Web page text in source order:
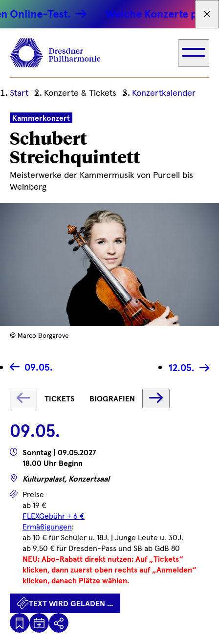
Test. Welche Konzerte passen
Ihre
Position
Start Konzerte & Tickets Konzertkalender
Kammerkonzert
Schubert
Streichquintett
Meisterwerke der Kammermusik von Purcell bis
Weinberg
© Marco Borggreve
09.05. 12.05.
Text
wird
geladen
...
TICKETS BIOGRAFIEN
wird
09.05.
Wann
Sonntag | 09.05.2027
18.00 Uhr Beginn
WoKulturpalast, Konzertsaal
Preise
Preise
ab 19 €
FLEXGebühr + 6 €
Ermäßigungen:
ab 10 € für Schüler u. 18J. | Junge Leute u. 30J.
ab 9,50 € für Dresden-Pass und SB ab GdB 80
NEU: Abo-Rabatt direkt nutzen: Auf „Tickets“
klicken, dann zuerst oben rechts auf „Anmelden“
klicken, danach Plätze wählen.
TEXT WIRD GELADEN ...
TextKalenderdatei
Teilen